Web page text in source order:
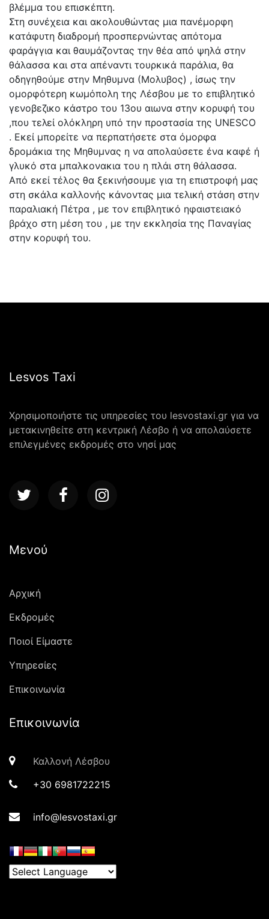
βλέμμα του επισκέπτη.
Στη συνέχεια και ακολουθώντας μια πανέμορφη
κατάφυτη διαδρομή προσπερνώντας απότομα
φαράγγια και θαυμάζοντας την θέα από ψηλά στην
θάλασσα και στα απέναντι τουρκικά παράλια, θα
οδηγηθούμε στην Μηθυμνα (Μολυβος) , ίσως την
ομορφότερη κωμόπολη της Λέσβου με το επιβλητικό
γενοβεζικο κάστρο του 13ου αιωνα στην κορυφή του
,που τελεί ολόκληρη υπό την προστασία της UNESCO
. Εκεί μπορείτε να περπατήσετε στα όμορφα
δρομάκια της Μηθυμνας η να απολαύσετε ένα καφέ ή
γλυκό στα μπαλκονακια του η πλάι στη θάλασσα.
Από εκεί τέλος θα ξεκινήσουμε για τη επιστροφή μας
στη σκάλα καλλονής κάνοντας μια τελική στάση στην
παραλιακή Πέτρα , με τον επιβλητικό ηφαιστειακό
βράχο στη μέση του , με την εκκλησία της Παναγίας
στην κορυφή του.
Lesvos Taxi
Χρησιμοποιήστε τις υπηρεσίες του lesvostaxi.gr για να
μετακινηθείτε στη κεντρική Λέσβο ή να απολαύσετε
επιλεγμένες εκδρομές στο νησί μας
Μενού
Αρχική
Εκδρομές
Ποιοί Είμαστε
Υπηρεσίες
Επικοινωνία
Επικοινωνία
Καλλονή Λέσβου
+30 6981722215
info@lesvostaxi.gr